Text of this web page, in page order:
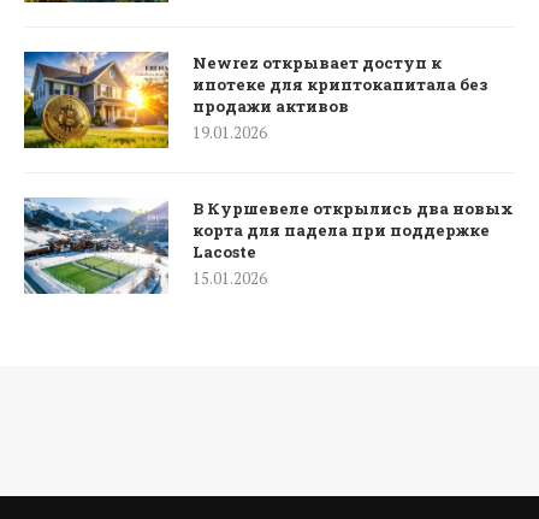
Newrez открывает доступ к
ипотеке для криптокапитала без
продажи активов
19.01.2026
В Куршевеле открылись два новых
корта для падела при поддержке
Lacoste
15.01.2026